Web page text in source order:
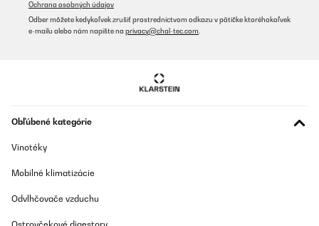
Ochrana osobných údajov
Odber môžete kedykoľvek zrušiť prostredníctvom odkazu v pätičke ktoréhokoľvek
e-mailu alebo nám napíšte na privacy@chal-tec.com
Obľúbené kategórie
Vinotéky
Mobilné klimatizácie
Odvlhčovače vzduchu